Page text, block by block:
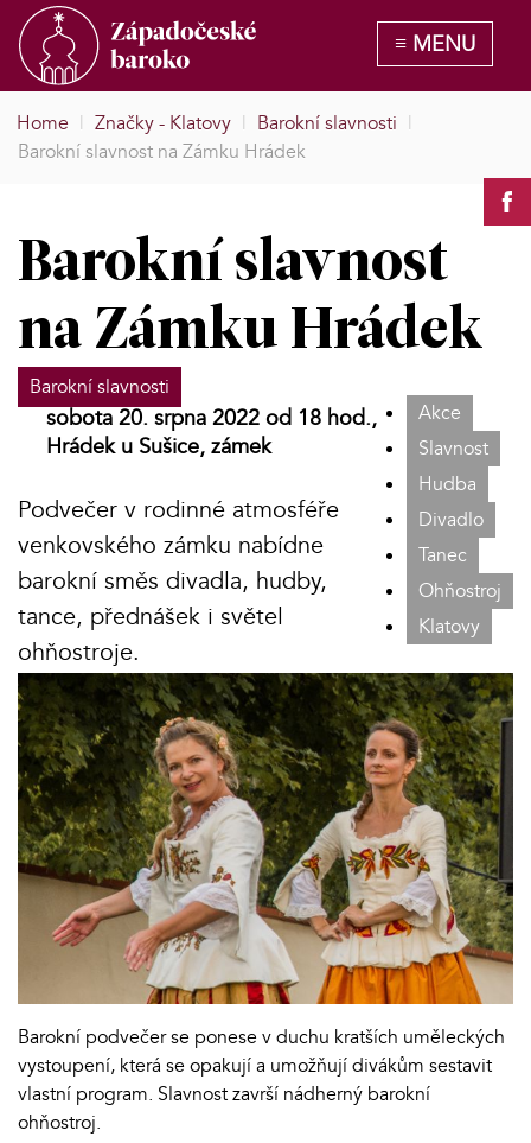
Home | Značky - Klatovy | Barokní slavnosti |
Barokní slavnost na Zámku Hrádek
Barokní slavnost
na Zámku Hrádek
Barokní slavnosti
Akce
Slavnost
Hudba
Divadlo
Tanec
Ohňostroj
Klatovy
sobota 20. srpna 2022 od 18 hod.,
Hrádek u Sušice, zámek
Podvečer v rodinné atmosféře
venkovského zámku nabídne
barokní směs divadla, hudby,
tance, přednášek i světel
ohňostroje.
Barokní podvečer se ponese v duchu kratších uměleckých
vystoupení, která se opakují a umožňují divákům sestavit
vlastní program. Slavnost završí nádherný barokní
ohňostroj.